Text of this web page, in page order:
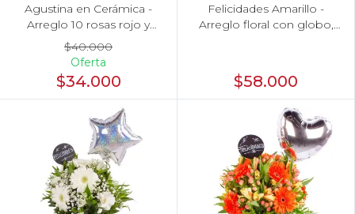
Agustina en Cerámica -
Arreglo 10 rosas rojo y
astromeliass
$40.000
Oferta
$34.000
Felicidades Amarillo -
Arreglo floral con globo,
$58.000